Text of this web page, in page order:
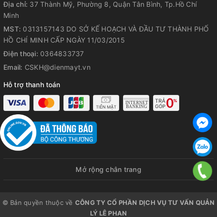
Chức năng giữ ấm
Nồi chiên không dầu được trang bị chức năng giữ ấm. Khi
bạn nhấn nút chế độ Giữ ấm, nồi chiên sẽ giữ cho thức ăn
của bạn luôn ấm và ở nhiệt độ lý tưởng trong tối đa 30 phút.
Vệ sinh và bảo quản vệ sinh nồi
chiên không dầu đúng cách
Địa chỉ: 37 Thành Mỹ, Phường 8, Quận Tân Bình, Tp.Hồ Chí
Minh
MST: 0313157143 DO SỞ KẾ HOẠCH VÀ ĐẦU TƯ THÀNH PHỐ
HỒ CHÍ MINH CẤP NGÀY 11/03/2015
Điện thoại: 0364833737
Email: CSKH@dienmayt.vn
Hỗ trợ thanh toán
Mở rộng chân trang
© Bản quyền thuộc về CÔNG TY CỔ PHẦN DỊCH VỤ TƯ VẤN QUẢN
LÝ LÊ PHAN